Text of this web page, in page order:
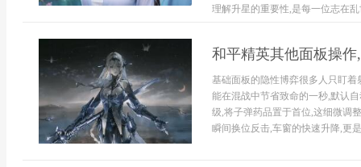
理解升星的重要性,是每一位志在
和平精英其他面板操
基础面板的隐性博弈很多人只盯
能在混战中节省致命的一秒,默认
级,将子弹药品置于首位,这细微调
瞬间换位反击,车窗的快速升降,更